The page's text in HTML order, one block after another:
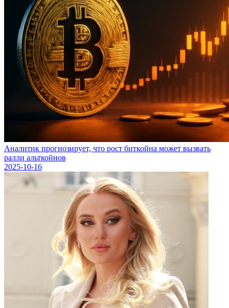
Аналитик прогнозирует, что рост биткойна может вызвать
ралли альткойнов
2025-10-16